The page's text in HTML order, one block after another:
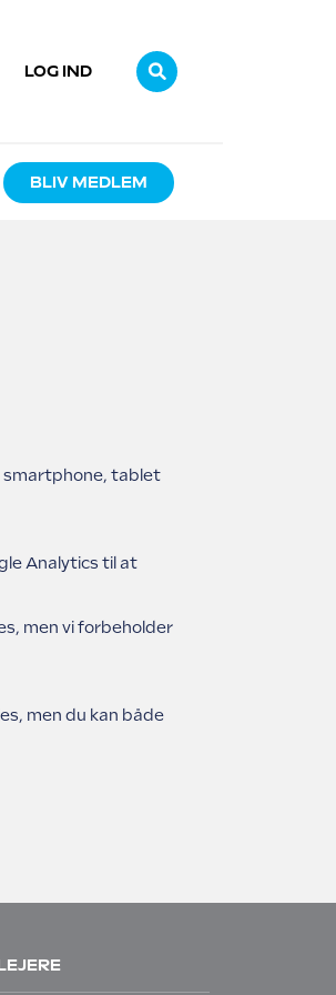
LOG IND
BLIV MEDLEM
smartphone, tablet
Analytics til at
men vi forbeholder
men du kan både